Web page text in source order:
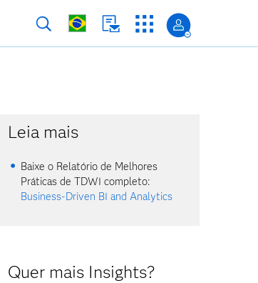
Leia mais
Baixe o Relatório de Melhores
Práticas de TDWI completo:
Business-Driven BI and Analytics
Quer mais Insights?